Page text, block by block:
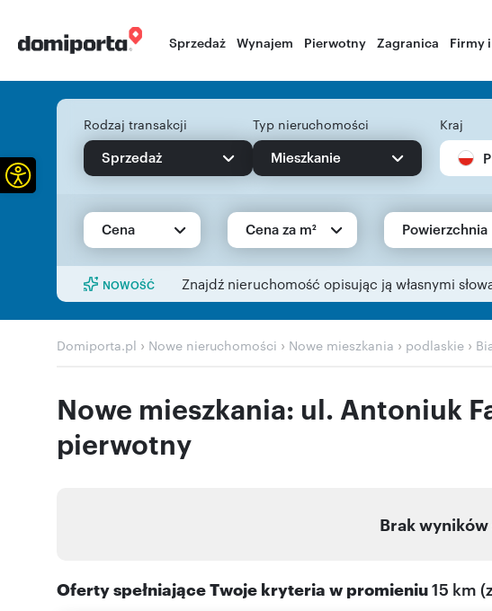
Sprzedaż Wynajem Pierwotny Zagranica Firmy
Rodzaj transakcji
Sprzedaż
Typ nieruchomości
Mieszkanie
Kraj
Cena Cena za m² Powierzchnia
NOWOŚĆ Znajdź nieruchomość opisując ją własnymi
Domiporta.pl › Nowe nieruchomości › Nowe mieszkania › podlaskie ›
Nowe mieszkania: ul. Antoniuk
pierwotny
Brak
Oferty spełniające Twoje kryteria w promieniu15 km (
Otwórz pasek narzędzi